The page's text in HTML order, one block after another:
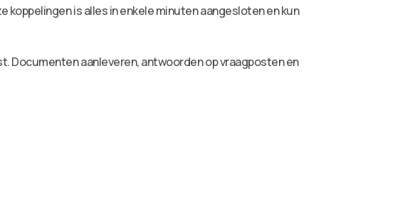
is alles in enkele minuten aangesloten en kun
Documenten aanleveren, antwoorden op vraagposten en